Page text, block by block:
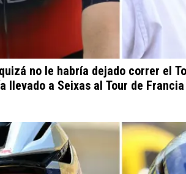
no le habría dejado correr el
llevado a Seixas al Tour de